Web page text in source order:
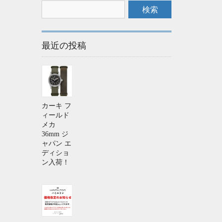
最近の投稿
カーキ フ
ィールド
メカ
36mm ジ
ャパン エ
ディショ
ン入荷！